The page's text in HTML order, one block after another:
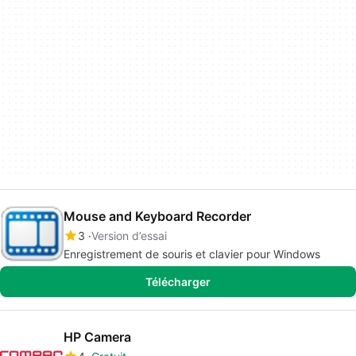
Mouse and Keyboard Recorder
3 Version d’essai
Enregistrement de souris et clavier pour Windows
Télécharger
HP Camera